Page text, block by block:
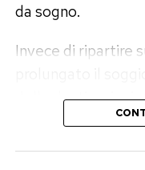
da sogno.
Invece di ripartire
delle
Panarea, la più